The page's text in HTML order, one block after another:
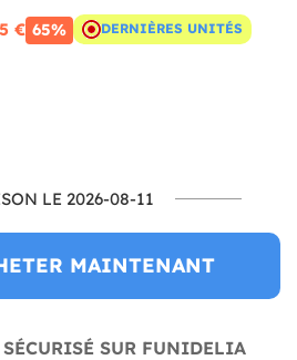
€ 65% DERNIÈRES UNITÉS
LE 2026-08-11
MAINTENANT
SUR FUNIDELIA